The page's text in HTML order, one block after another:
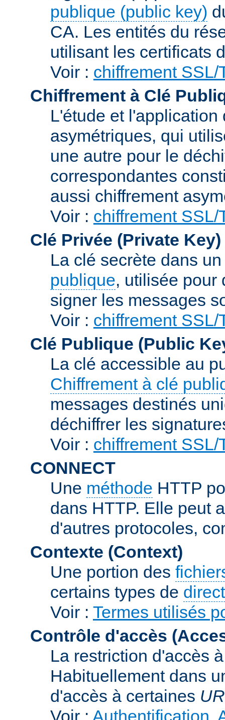
publique (public key)
CA. Les entités du
utilisant les certificats
Voir : chiffrement SSL/
Chiffrement à Clé
L'étude et
asymétriques, qui
une autre pour le
correspondantes
aussi chiffrement
Voir : chiffrement SSL/
Clé Privée (Private Key)
La clé secrète dans
publique, utilisée pour
signer les messages
Voir : chiffrement SSL/
Clé Publique (Public
La clé accessible au
Chiffrement à clé
messages destinés
déchiffrer les
Voir : chiffrement SSL/
CONNECT
Une méthode HTTP
dans HTTP. Elle peut
d'autres protocoles,
Contexte (Context)
Une portion des
certains types de
Voir : Termes utilisés
Contrôle d'accès
La restriction d'accès
Habituellement dans
d'accès à certaines
Voir : Authentification,